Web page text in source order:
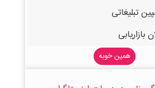
تبلیغاتی
همین خوبه